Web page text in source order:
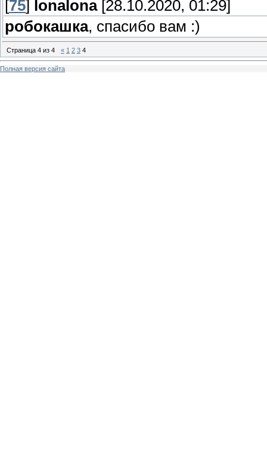
[75] lonalona[28.10.2020, 01:29]
робокашка, спасибо вам :)
Страница 4 из 4 « 1 2 3 4
Полная версия сайта